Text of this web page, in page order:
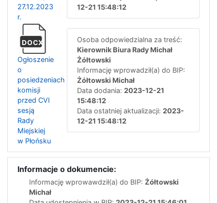
27.12.2023
r.
12-21 15:48:12
DOCX
Ogłoszenie
o
posiedzeniach
komisji
przed CVI
sesją
Rady
Miejskiej
w Płońsku
Osoba odpowiedzialna za treść:
Kierownik Biura Rady Michał
Żółtowski
Informację wprowadził(a) do BIP:
Żółtowski Michał
Data dodania: 2023-12-21
15:48:12
Data ostatniej aktualizacji: 2023-
12-21 15:48:12
Informacje o dokumencie:
Informację wprowawdził(a) do BIP: Żółtowski
Michał